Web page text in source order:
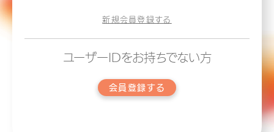
新規会員登録する
ユーザーIDをお持ちでない方
会員登録する